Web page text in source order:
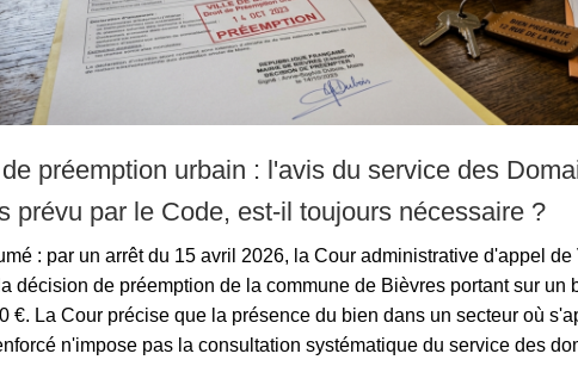
préemption urbain : l'avis du service des
prévu par le Code, est-il toujours nécessaire ?
: par un arrêt du 15 avril 2026, la Cour administrative d'appel
décision de préemption de la commune de Bièvres portant sur un
€. La Cour précise que la présence du bien dans un secteur où
n'impose pas la consultation systématique du service des